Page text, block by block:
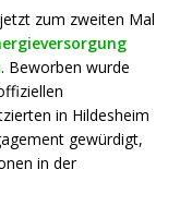
zum zweiten Mal
. Beworben wurde
in Hildesheim
gewürdigt,
in der